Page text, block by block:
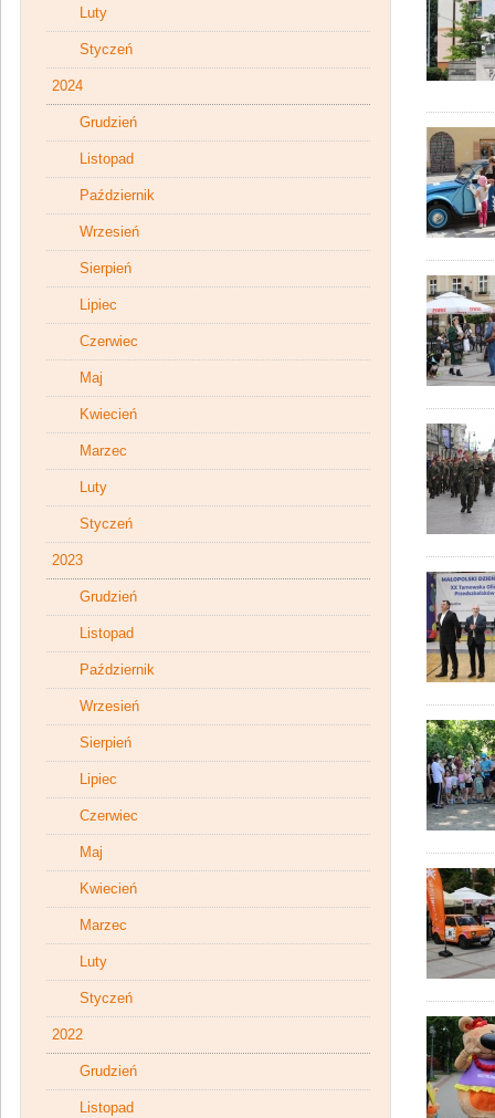
Luty
Styczeń
2024
Grudzień
Listopad
Październik
Wrzesień
Sierpień
Lipiec
Czerwiec
Maj
Kwiecień
Marzec
Luty
Styczeń
2023
Grudzień
Listopad
Październik
Wrzesień
Sierpień
Lipiec
Czerwiec
Maj
Kwiecień
Marzec
Luty
Styczeń
2022
Grudzień
Listopad